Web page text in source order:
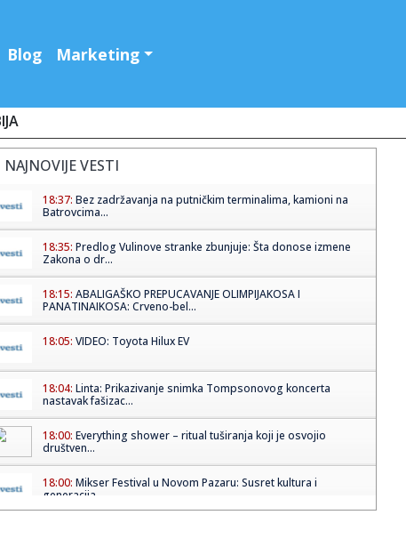
Blog Marketing
NAJNOVIJE VESTI
18:37: Bez zadržavanja na putničkim terminalima, kamioni na
Batrovcima...
18:35: Predlog Vulinove stranke zbunjuje: Šta donose izmene
Zakona o dr...
18:15: ABALIGAŠKO PREPUCAVANJE OLIMPIJAKOSA I
PANATINAIKOSA: Crveno-bel...
18:05: VIDEO: Toyota Hilux EV
18:04: Linta: Prikazivanje snimka Tompsonovog koncerta
nastavak fašizac...
18:00: Everything shower – ritual tuširanja koji je osvojio
društven...
18:00: Mikser Festival u Novom Pazaru: Susret kultura i
generacija